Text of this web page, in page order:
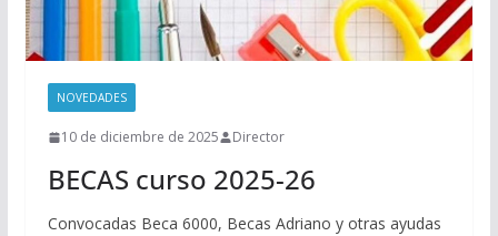
NOVEDADES
10 de diciembre de 2025 Director
BECAS curso 2025-26
Convocadas Beca 6000, Becas Adriano y otras ayudas